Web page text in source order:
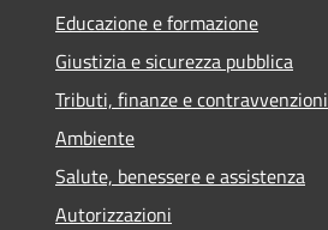
Educazione e formazione
Giustizia e sicurezza pubblica
Tributi, finanze e contravvenzioni
Ambiente
Salute, benessere e assistenza
Autorizzazioni